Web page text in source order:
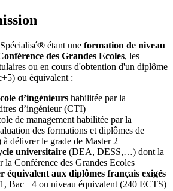
étant une formation de niveau
des Grandes Ecoles, les
ou en cours d'obtention d'un diplôme
ou équivalent :
d’ingénieurs habilitée par la
d’ingénieur (CTI)
de management habilitée par la
des formations et diplômes de
délivrer le grade de Master 2
universitaire (DEA, DESS,…) dont la
la Conférence des Grandes Ecoles
équivalent aux diplômes français exigés
Bac +4 ou niveau équivalent (240 ECTS)